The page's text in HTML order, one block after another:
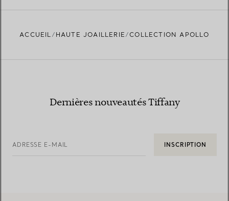
ACCUEIL HAUTE JOAILLERIE COLLECTION APOLLO
Dernières nouveautés Tiffany
ADRESSE E-MAIL INSCRIPTION